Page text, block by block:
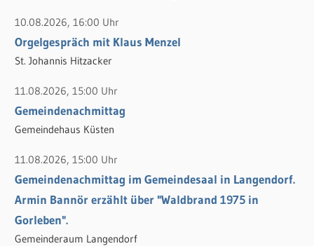
n
n
a
c
h
:
10.08.2026, 16:00 Uhr
Orgelgespräch mit Klaus Menzel
St. Johannis Hitzacker
11.08.2026, 15:00 Uhr
Gemeindenachmittag
Gemeindehaus Küsten
11.08.2026, 15:00 Uhr
Gemeindenachmittag im Gemeindesaal in Langendorf.
Armin Bannör erzählt über "Waldbrand 1975 in
Gorleben".
Gemeinderaum Langendorf